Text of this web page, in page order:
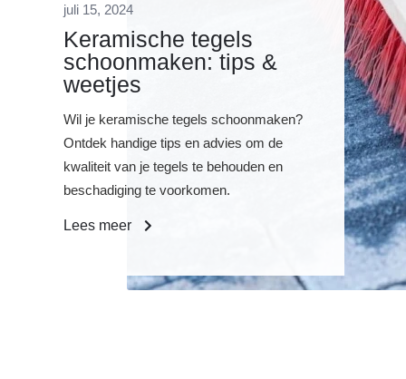
juli 15, 2024
Keramische tegels
schoonmaken: tips &
weetjes
Wil je keramische tegels schoonmaken?
Ontdek handige tips en advies om de
kwaliteit van je tegels te behouden en
beschadiging te voorkomen.
Lees meer